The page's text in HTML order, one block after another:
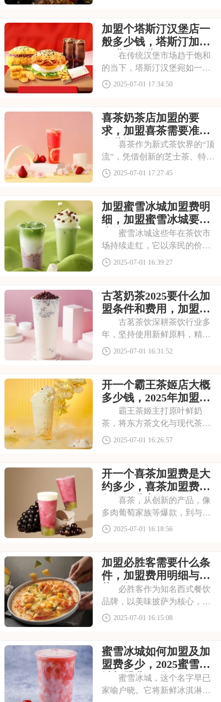
要多少钱？下面就来看看古茗
开店加盟费及加盟条件，2025
古茗投资预
加盟个塔斯汀汉堡店一
般多少钱，塔斯汀加盟
要满足哪些条件
在传统汉堡市场趋于饱和
的当下，塔斯汀汉堡宛如一股
清流，以创新的姿态闯入大众
独特的商业模式所吸引，想要
借助塔斯汀的品牌力量开启自
己的创业之路。那么
2025-07-01 17:34:50
喜茶奶茶店加盟的要
求，加盟喜茶需要准备
哪些资金
喜茶作为新式茶饮界的“顶
流”，凭借创新的芝士茶、特色
果茶，还有时尚的门店设计，
多少钱？需要满足哪些条件？
以下是喜茶奶茶店加盟的要
求，加盟喜茶需要
2025-07-01 17:27:45
加盟蜜雪冰城加盟费明
细，加盟蜜雪冰城要多
少钱
蜜雪冰城这些年在茶饮市
场持续走红，它以亲民的价格
和丰富的产品线，覆盖了广泛
投资者心动不已。那么，加盟
蜜雪冰城需要多少费用呢？下
面就来看看加盟蜜雪
2025-07-01 16:39:27
古茗奶茶2025要什么加
盟条件和费用，加盟需
要具备哪些条件
古茗茶饮深耕茶饮行业多
年，坚持使用新鲜原料，精心
调配每一杯饮品，以稳定的品
力，不少投资者想加盟。那
么，加盟古茗的费用情况如何
呢？下面就来看看古茗
2025-07-01 16:31:52
开一个霸王茶姬店大概
多少钱，2025年加盟费
用明细与成本预算
霸王茶姬主打原叶鲜奶
茶，将东方茶文化与现代茶饮
巧妙结合。以“原叶鲜奶茶”为
茶饮市场脱颖而出。不少投资
者被其吸引，以下是开一个霸
王茶姬店大概多少钱，
2025-07-01 16:26:57
开一个喜茶加盟费是大
约多少，喜茶加盟费用
包括哪些方面
喜茶，从创新的产品，像
多肉葡萄家族等爆款，到与知
名品牌跨界联名提升影响力，
是大约多少，喜茶加盟费用包
括哪些方面的具体分析！希望
能为您提供参考~
2025-07-01 16:18:56
加盟必胜客需要什么条
件，加盟费用明细与优
势解析
必胜客作为知名西式餐饮
品牌，以美味披萨为核心，搭
配丰富意面、小吃等产品。舒
场所。品牌知名度高，市场需
求稳定。下面就来看看加盟必
胜客需要什么条件，
2025-07-01 16:15:08
蜜雪冰城如何加盟及加
盟费多少，2025蜜雪冰
城加盟费用明细
蜜雪冰城，这个名字早已
家喻户晓。它将新鲜冰淇淋与